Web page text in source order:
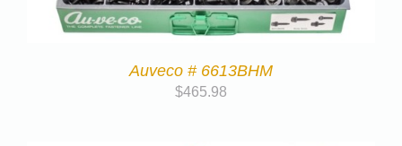
Auveco # 6613BHM
$465.98